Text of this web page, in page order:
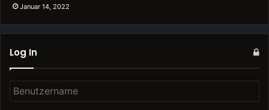
Januar 14, 2022
Log In